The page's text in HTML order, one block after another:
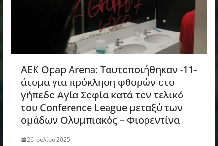
ΑΕΚ Opap Arena: Ταυτοποιήθηκαν -11-
άτομα για πρόκληση φθορών στο
γήπεδο Αγία Σοφία κατά τον τελικό
του Conference League μεταξύ των
ομάδων Ολυμπιακός – Φιορεντίνα
26 Ιουλίου 2025